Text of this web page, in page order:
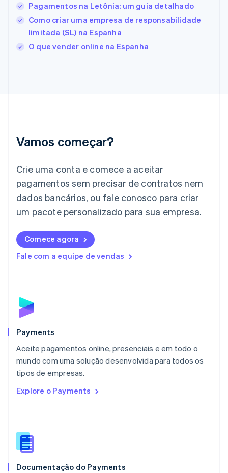
Pagamentos na Letônia: um guia detalhado
Como criar uma empresa de responsabilidade
limitada (SL) na Espanha
O que vender online na Espanha
Vamos começar?
Crie uma conta e comece a aceitar
pagamentos sem precisar de contratos nem
dados bancários, ou fale conosco para criar
um pacote personalizado para sua empresa.
Comece agora
Fale com a equipe de vendas
Payments
Aceite pagamentos online, presenciais e em todo o
mundo com uma solução desenvolvida para todos os
tipos de empresas.
Explore o Payments
Documentação do Payments
Finlândia
English Svenska
França
Gibraltar
English
Italiano English
日本語English
Letônia
Liechtenstein
Lituânia
English
Luxemburgo
Malta
English
EspañolEnglish
English
Nova Zelândia
English
NederlandsEnglish
Português
RAE de Hong Kong, China
Reino Unido